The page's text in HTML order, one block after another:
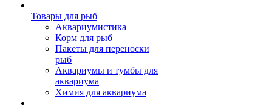
Товары для рыб
Аквариумистика
Корм для рыб
Пакеты для переноски
рыб
Аквариумы и тумбы для
аквариума
Химия для аквариума